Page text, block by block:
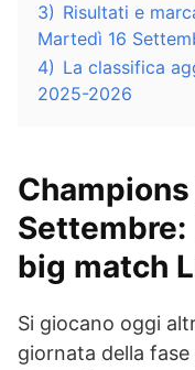
3) Risultati e
Martedì 16
4) La classifica
2025-2026
Settembre:
big match
Si giocano oggi
giornata della